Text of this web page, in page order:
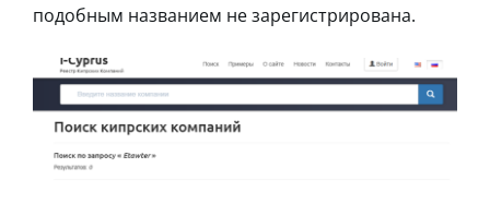
подобным названием не зарегистрирована.